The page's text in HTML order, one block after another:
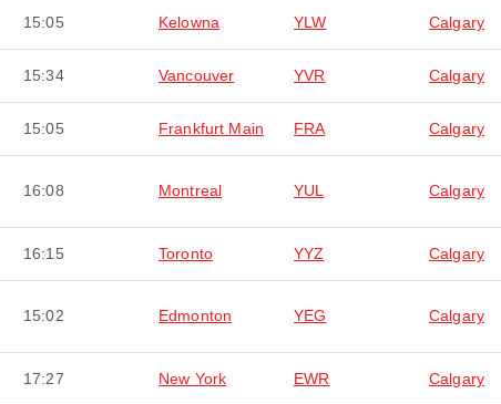
15:05 Kelowna YLW Calgary
15:34 Vancouver YVR Calgary
15:05 Frankfurt Main FRA Calgary
16:08 Montreal YUL Calgary
16:15 Toronto YYZ Calgary
15:02 Edmonton YEG Calgary
17:27 New York EWR Calgary